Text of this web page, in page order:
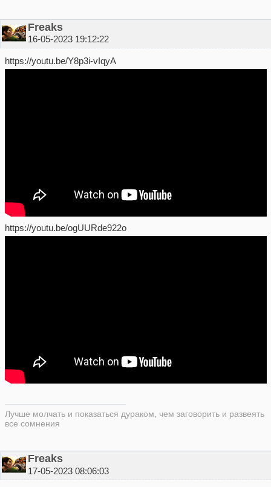
Freaks
16-05-2023 19:12:22
https://youtu.be/Y8p3i-vIqyA
https://youtu.be/ogUURde922o
Лучше молчать и показаться дураком, чем заговорить и развеять
все сомнения
Freaks
17-05-2023 08:06:03